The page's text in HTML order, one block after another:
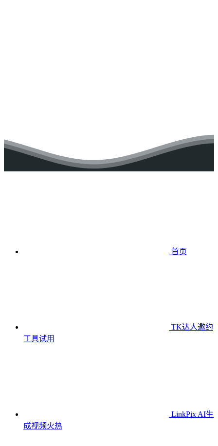
首页
TK达人邀约
工具试用
LinkPix AI生
成视频火热